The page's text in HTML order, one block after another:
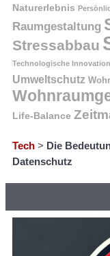
Naturerlebnis
Raumgestaltung
Stressabbau
Technologische Innovation
Umweltschutz
Life-Balance
Tech > Die
Datenschutz